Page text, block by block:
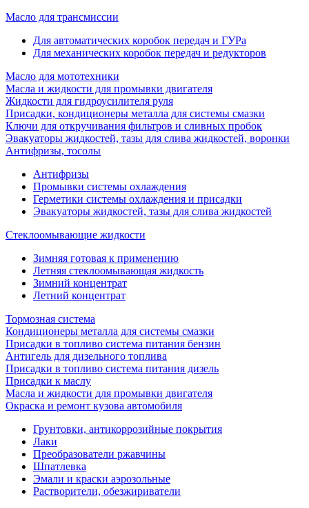
Масло для трансмиссии
Для автоматических коробок передач и ГУРа
Для механических коробок передач и редукторов
Масло для мототехники
Масла и жидкости для промывки двигателя
Жидкости для гидроусилителя руля
Присадки, кондиционеры металла для системы смазки
Ключи для откручивания фильтров и сливных пробок
Эвакуаторы жидкостей, тазы для слива жидкостей, воронки
Антифризы, тосолы
Антифризы
Промывки системы охлаждения
Герметики системы охлаждения и присадки
Эвакуаторы жидкостей, тазы для слива жидкостей
Стеклоомывающие жидкости
Зимняя готовая к применению
Летняя стеклоомывающая жидкость
Зимний концентрат
Летний концентрат
Тормозная система
Кондиционеры металла для системы смазки
Присадки в топливо система питания бензин
Антигель для дизельного топлива
Присадки в топливо система питания дизель
Присадки к маслу
Масла и жидкости для промывки двигателя
Окраска и ремонт кузова автомобиля
Грунтовки, антикоррозийные покрытия
Лаки
Преобразователи ржавчины
Шпатлевка
Эмали и краски аэрозольные
Растворители, обезжириватели